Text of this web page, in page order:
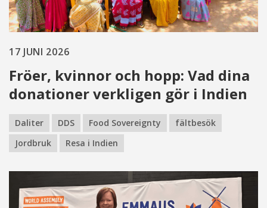
17 JUNI 2026
Fröer, kvinnor och hopp: Vad dina
donationer verkligen gör i Indien
Daliter DDS Food Sovereignty
fältbesök
Jordbruk
Resa i Indien